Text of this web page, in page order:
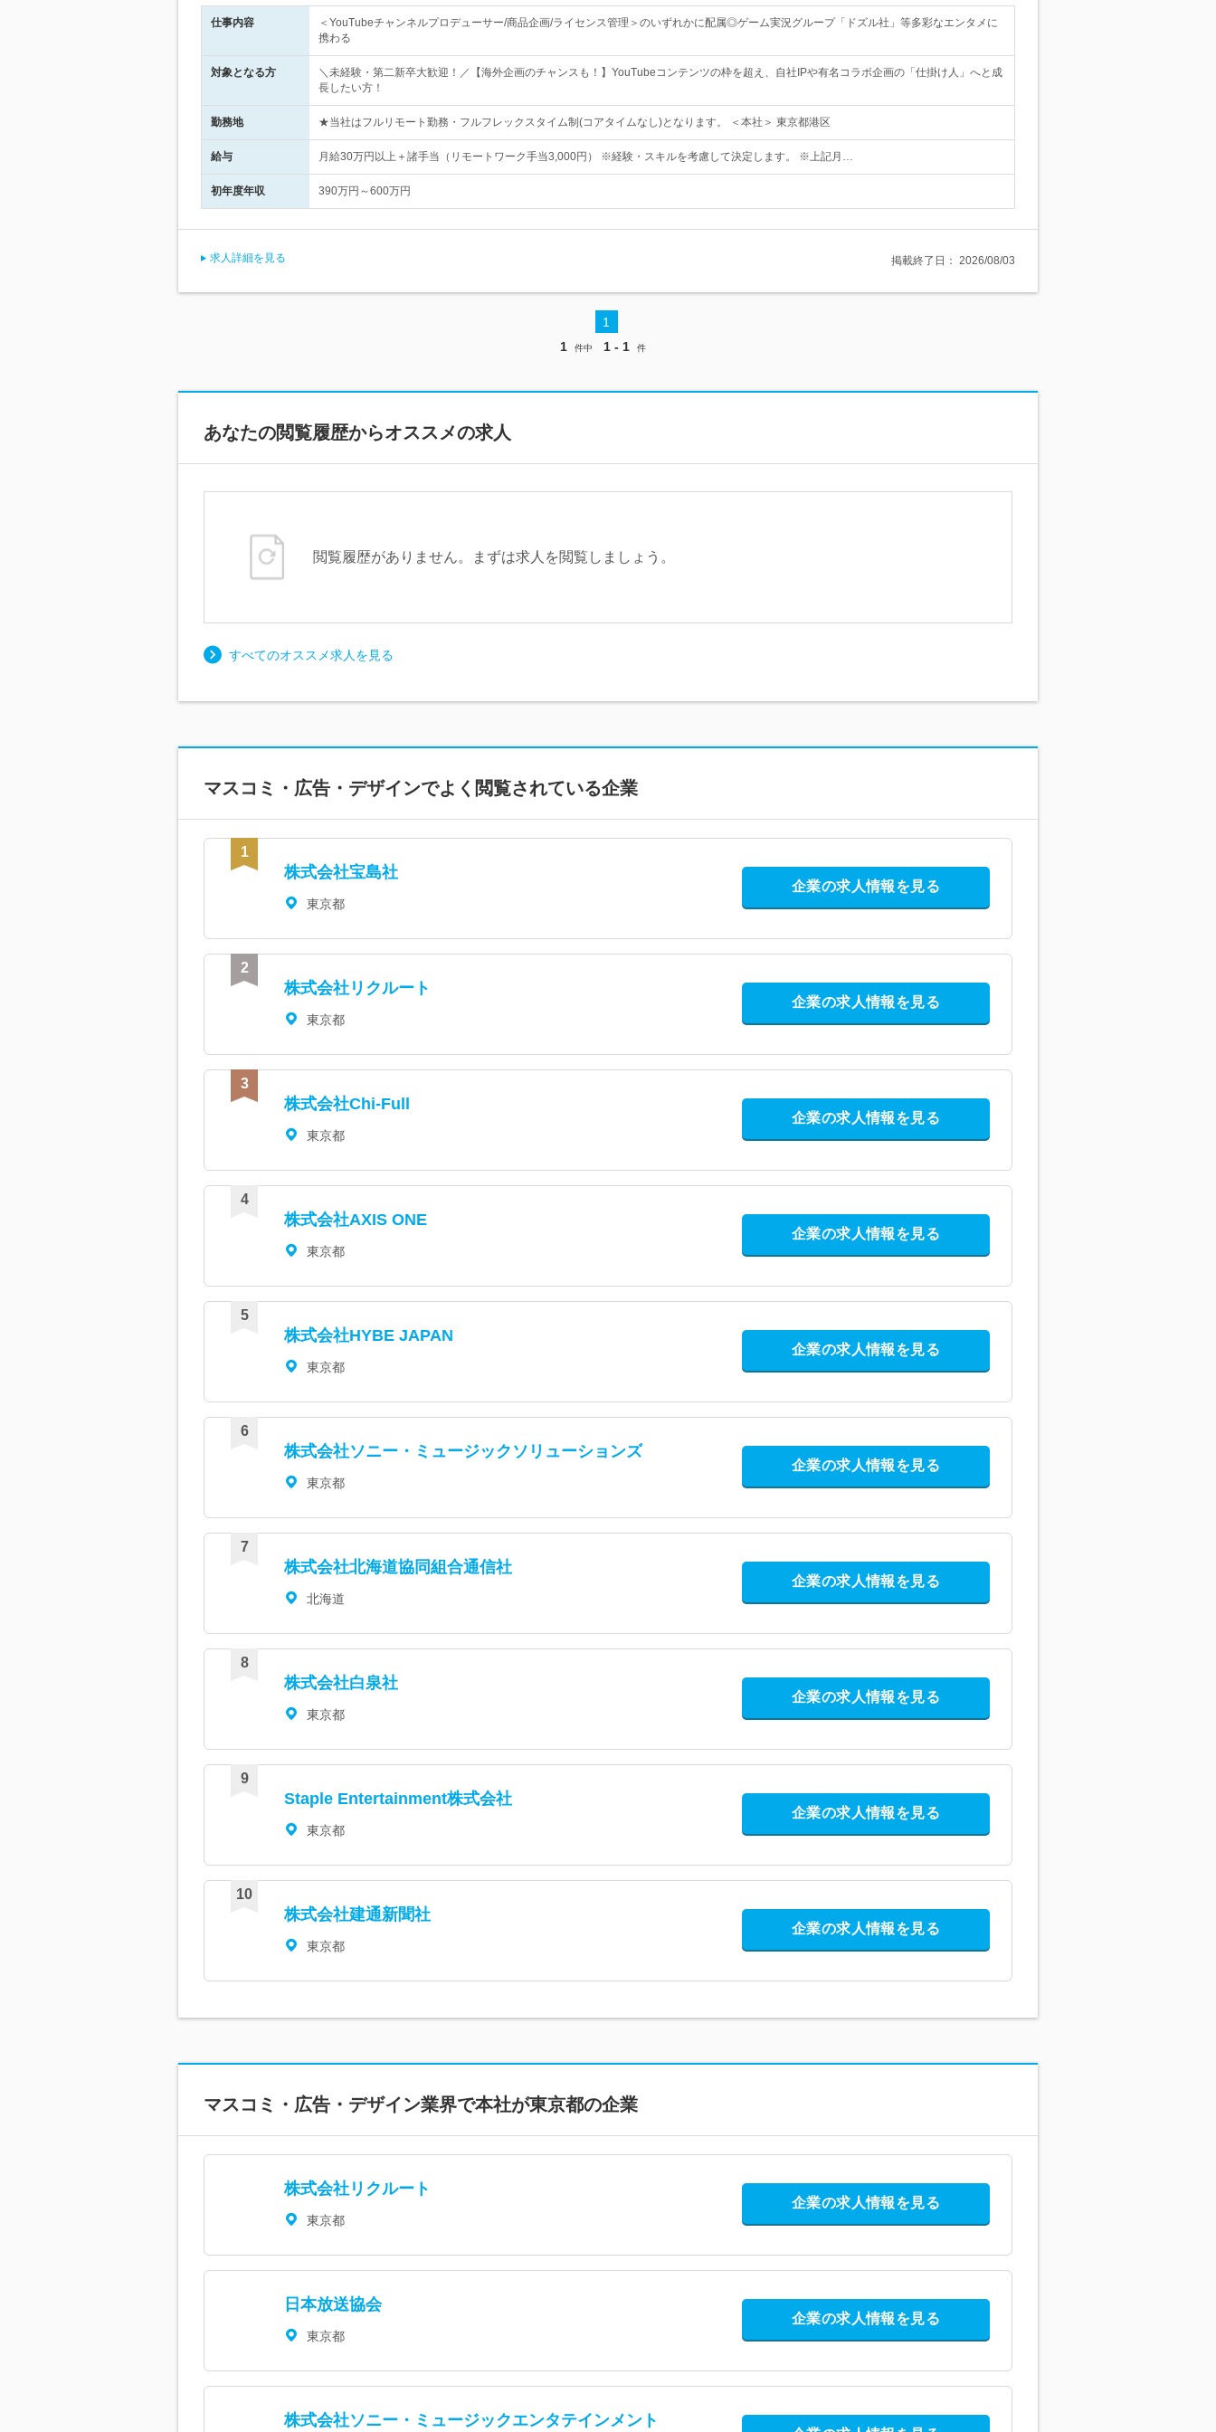
仕事内容
＜YouTubeチャンネルプロデューサー/商品企画/ライセンス管理＞のいずれかに配属◎ゲーム実況グループ「ドズル社」等多彩なエンタメに
携わる
対象となる方
＼未経験・第二新卒大歓迎！／【海外企画のチャンスも！】YouTubeコンテンツの枠を超え、自社IPや有名コラボ企画の「仕掛け人」へと成
長したい方！
勤務地 ★当社はフルリモート勤務・フルフレックスタイム制(コアタイムなし)となります。 ＜本社＞ 東京都港区
給与 月給30万円以上＋諸手当（リモートワーク手当3,000円） ※経験・スキルを考慮して決定します。 ※上記月…
初年度年収 390万円～600万円
求人詳細を見る 掲載終了日： 2026/08/03
1
1
件中 1 - 1 件
あなたの閲覧履歴からオススメの求人
閲覧履歴がありません。まずは求人を閲覧しましょう。
すべてのオススメ求人を見る
マスコミ・広告・デザインでよく閲覧されている企業
株式会社宝島社
東京都
企業の求人情報を見る
株式会社リクルート
東京都
企業の求人情報を見る
株式会社Chi-Full
東京都
企業の求人情報を見る
株式会社AXIS ONE
東京都
企業の求人情報を見る
株式会社HYBE JAPAN
東京都
企業の求人情報を見る
株式会社ソニー・ミュージックソリューションズ
東京都
企業の求人情報を見る
株式会社北海道協同組合通信社
北海道
企業の求人情報を見る
株式会社白泉社
東京都
企業の求人情報を見る
Staple Entertainment株式会社
東京都
企業の求人情報を見る
株式会社建通新聞社
東京都
企業の求人情報を見る
マスコミ・広告・デザイン業界で本社が東京都の企業
株式会社リクルート
東京都
企業の求人情報を見る
日本放送協会
東京都
企業の求人情報を見る
株式会社ソニー・ミュージックエンタテインメント